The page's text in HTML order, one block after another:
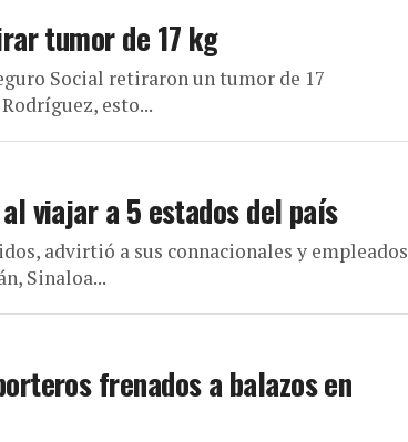
tumor de 17 kg
Social retiraron un tumor de 17
esto...
viajar a 5 estados del país
advirtió a sus connacionales y empleados
Sinaloa...
frenados a balazos en